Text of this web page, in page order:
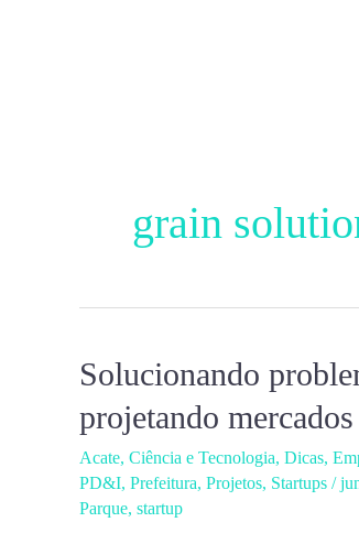
grain
Solucionando
projetando
Acate, Ciência e Tecnologia, Dicas,
PD&I, Prefeitura, Projetos, Startups /
Parque, startup
Solucionando
do
pós-
colheita,